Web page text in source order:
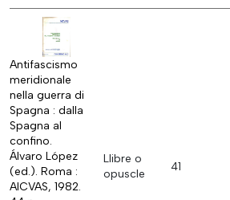
Antifascismo
meridionale
nella guerra di
Spagna : dalla
Spagna al
confino.
Álvaro López
(ed.). Roma :
AICVAS, 1982.
Llibre o
opuscle
41